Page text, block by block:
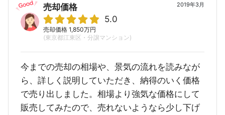
2019年3月
売却価格
5.0
売却価格 1,850万円
(東京都江東区・分譲マンション)
今までの売却の相場や、景気の流れを読みなが
ら、詳しく説明していただき、納得のいく価格
で売り出しました。相場より強気な価格にして
販売してみたので、売れないようなら少し下げ